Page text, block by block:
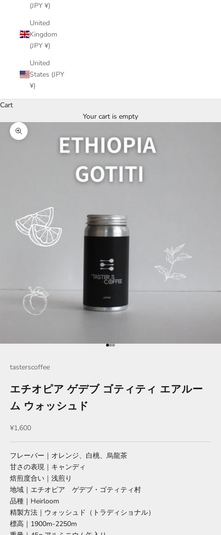
(JPY ¥)
United
Kingdom
(JPY ¥)
United
States (JPY
¥)
Cart
Your cart is empty
Zoom picture
Go to item 1
Go to item 2
Go to item 3
tasterscoffee
エチオピア ゲデブ ゴティティ エアルー
ム ウォッシュド
Sale price
¥1,600
フレーバー｜オレンジ、白桃、烏龍茶
甘さの表現｜キャンディ
焙煎度合い｜浅煎り
地域｜エチオピア ゲデブ・ゴティティ村
品種｜Heirloom
精製方法｜ウォッシュド（トラディショナル）
標高｜1900m-2250m